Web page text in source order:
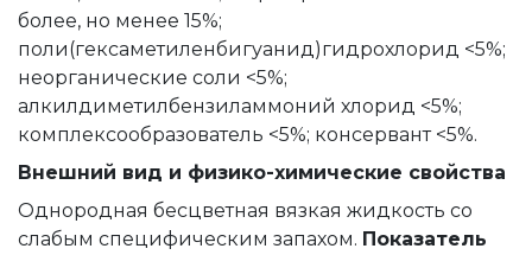
более, но менее 15%;
поли(гексаметиленбигуанид)гидрохлорид <5%;
неорганические соли <5%;
алкилдиметилбензиламмоний хлорид <5%;
комплексообразователь <5%; консервант <5%.
Внешний вид и физико-химические свойства
Однородная бесцветная вязкая жидкость со
слабым специфическим запахом. Показатель